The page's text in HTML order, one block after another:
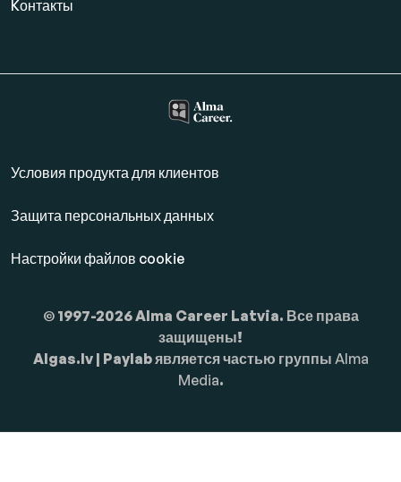
Kонтакты
Условия продукта для клиентов
Защита персональных данных
Настройки файлов cookie
© 1997-2026 Alma Career Latvia. Все права
защищены!
Algas.lv | Paylab является частью группы Alma
Media.